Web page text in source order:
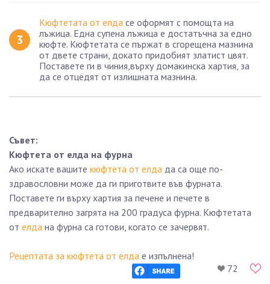
Кюфтетата от елда се оформят с помощта на
лъжица. Една супена лъжица е достатъчна за едно
кюфте. Кюфтетата се пържат в сгорещена мазнина
от двете страни, докато придобият златист цвят.
Поставете ги в чиния,върху домакинска хартия, за
да се отцедят от излишната мазнина.
Съвет:
Кюфтета от елда на фурна
Ако искате вашите кюфтета от елда да са още по-
здравословни може да ги приготвите във фурната.
Поставете ги върху хартия за печене и печете в
предварително загрята на 200 градуса фурна. Кюфтетата
от елда на фурна са готови, когато се зачервят.
Рецептата за кюфтета от елда е изпълнена!
72